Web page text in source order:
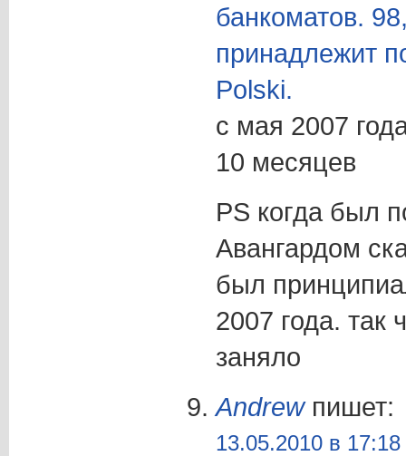
банкоматов.
принадлежит
Polski.
с мая 2007
10 месяцев
PS когда был
Авангардом
был
2007 года. так
заняло
Andrewпишет:
13.05.2010 в 17:18